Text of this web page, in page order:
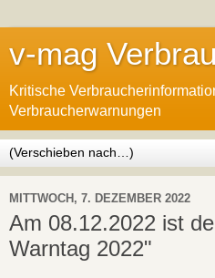
v-mag
Kritische
Verbraucherwarnungen
MITTWOCH, 7. DEZEMBER 2022
Am 08.12.2022 ist
Warntag 2022"